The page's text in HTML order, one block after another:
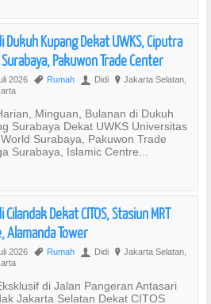
Dukuh Kupang Dekat UWKS, Ciputra
Pakuwon Trade Center
2026 , Rumah U Didi ? Jakarta Selatan,
Minguan, Bulanan di Dukuh
Surabaya Dekat UWKS Universitas
Surabaya, Pakuwon Trade
Surabaya, Islamic Centre...
Cilandak Dekat CITOS, Stasiun MRT
Alamanda Tower
2026 , Rumah U Didi ? Jakarta Selatan,
di Jalan Pangeran Antasari
Jakarta Selatan Dekat CITOS